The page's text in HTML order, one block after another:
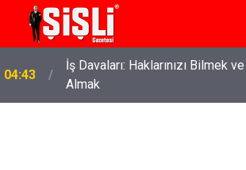
04:43
İş Davaları: Haklarınızı Bilmek
Almak